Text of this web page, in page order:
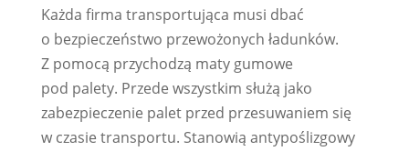
Każda firma transportująca musi dbać
o bezpieczeństwo przewożonych ładunków.
Z pomocą przychodzą maty gumowe
pod palety. Przede wszystkim służą jako
zabezpieczenie palet przed przesuwaniem się
w czasie transportu. Stanowią antypoślizgowy